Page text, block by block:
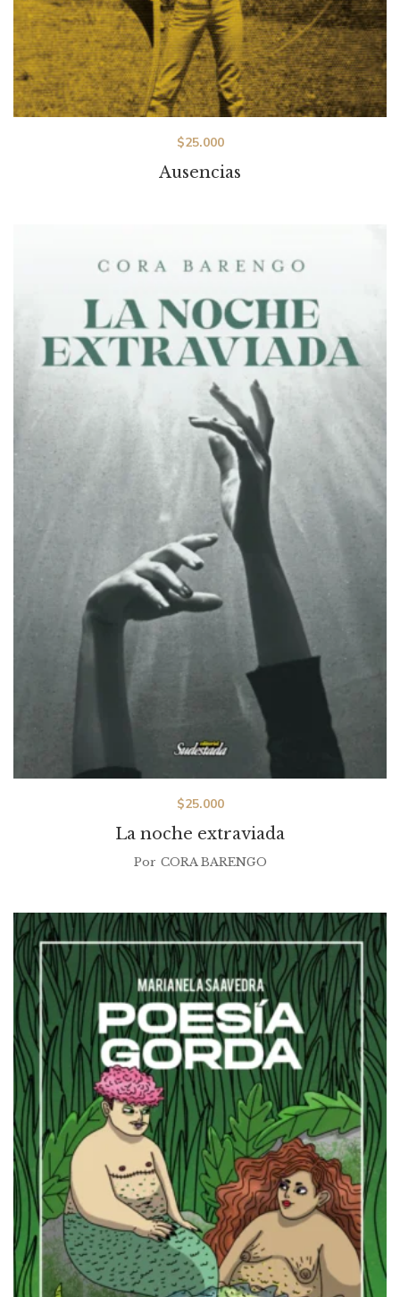
Ausencias
$25.000
La noche extraviada
$25.000
Por CORA BARENGO